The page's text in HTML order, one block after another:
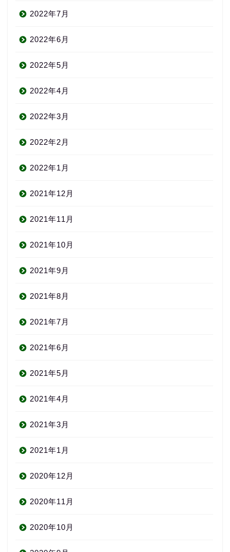
2022年7月
2022年6月
2022年5月
2022年4月
2022年3月
2022年2月
2022年1月
2021年12月
2021年11月
2021年10月
2021年9月
2021年8月
2021年7月
2021年6月
2021年5月
2021年4月
2021年3月
2021年1月
2020年12月
2020年11月
2020年10月